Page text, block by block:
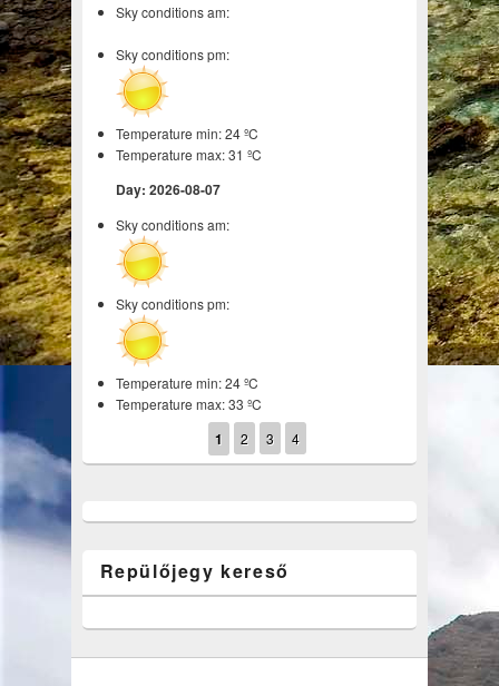
Sky conditions am:
Sky conditions pm:
Temperature min: 24 ºC
Temperature max: 31 ºC
Day: 2026-08-07
Sky conditions am:
Sky conditions pm:
Temperature min: 24 ºC
Temperature max: 33 ºC
1 2 3 4
Repülőjegy kereső